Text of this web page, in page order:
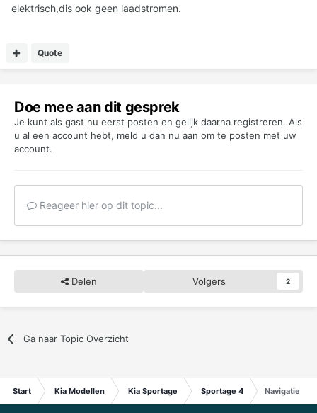
elektrisch,dis ook geen laadstromen.
Quote
Doe mee aan dit gesprek
Je kunt als gast nu eerst posten en gelijk daarna registreren. Als
u al een account hebt, meld u dan nu aan om te posten met uw
account.
Reageer hier op dit topic...
Delen Volgers 2
Ga naar Topic Overzicht
Start Kia Modellen Kia Sportage Sportage 4 Navigatie